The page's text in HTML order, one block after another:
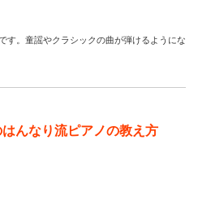
す。童謡やクラシックの曲が弾けるようにな
んなり流ピアノの教え方